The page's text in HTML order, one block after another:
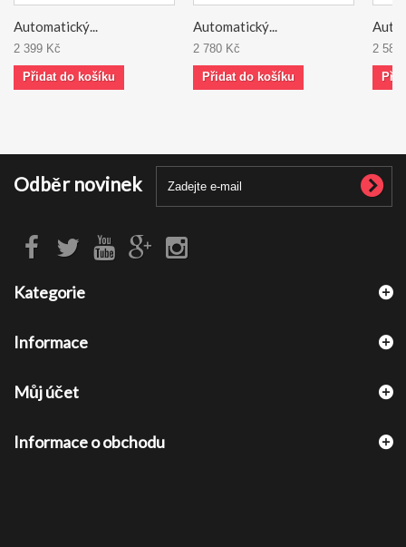
Automatický...
2 399 Kč
Přidat do košíku
Automatický...
2 780 Kč
Přidat do košíku
2 588
Odběr novinek
Kategorie
Informace
Můj účet
Informace o obchodu